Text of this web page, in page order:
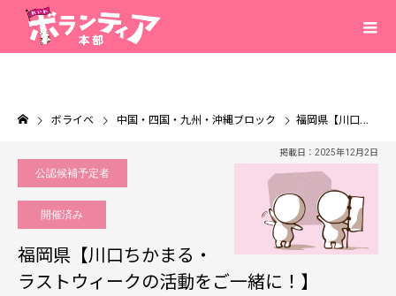
ボライベ 中国・四国・九州・沖縄ブロック 福岡県【川口ちかまる・ラストウィークの活動をご一緒に！】
掲載日：2025年12月2日
公認候補予定者
開催済み
福岡県【川口ちかまる・
ラストウィークの活動をご一緒に！】